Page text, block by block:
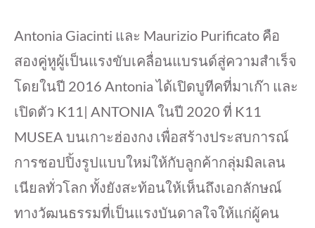
Antonia Giacinti และ Maurizio Purificato คือ
สองคู่หูผู้เป็นแรงขับเคลื่อนแบรนด์สู่ความสำเร็จ
โดยในปี 2016 Antonia ได้เปิดบูทีคที่มาเก๊า และ
เปิดตัว K11| ANTONIA ในปี 2020 ที่ K11
MUSEA บนเกาะฮ่องกง เพื่อสร้างประสบการณ์
การชอปปิ้งรูปแบบใหม่ให้กับลูกค้ากลุ่มมิลเลน
เนียลทั่วโลก ทั้งยังสะท้อนให้เห็นถึงเอกลักษณ์
ทางวัฒนธรรมที่เป็นแรงบันดาลใจให้แก่ผู้คน